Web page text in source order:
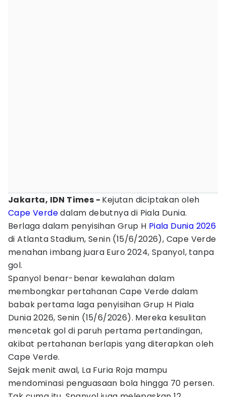
Jakarta, IDN Times - Kejutan diciptakan oleh
Cape Verdedalam debutnya di Piala Dunia.
Berlaga dalam penyisihan Grup H Piala Dunia 2026
di Atlanta Stadium, Senin (15/6/2026), Cape Verde
menahan imbang juara Euro 2024, Spanyol, tanpa
gol.
Spanyol benar-benar kewalahan dalam
membongkar pertahanan Cape Verde dalam
babak pertama laga penyisihan Grup H Piala
Dunia 2026, Senin (15/6/2026). Mereka kesulitan
mencetak gol di paruh pertama pertandingan,
akibat pertahanan berlapis yang diterapkan oleh
Cape Verde.
Sejak menit awal, La Furia Roja mampu
mendominasi penguasaan bola hingga 70 persen.